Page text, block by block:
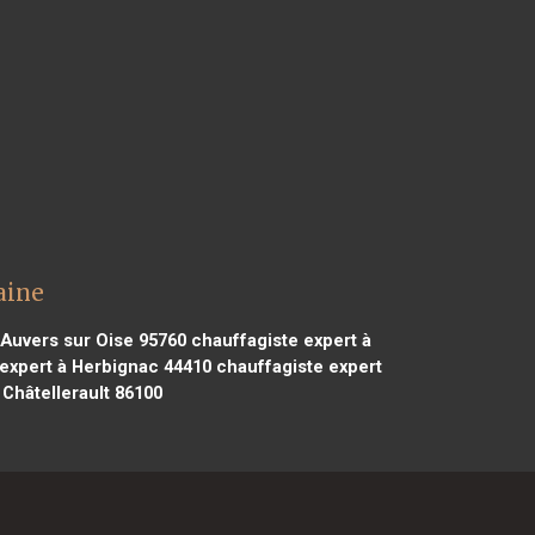
sur Oise 95760 chauffagiste expert à
à Herbignac 44410 chauffagiste expert
86100